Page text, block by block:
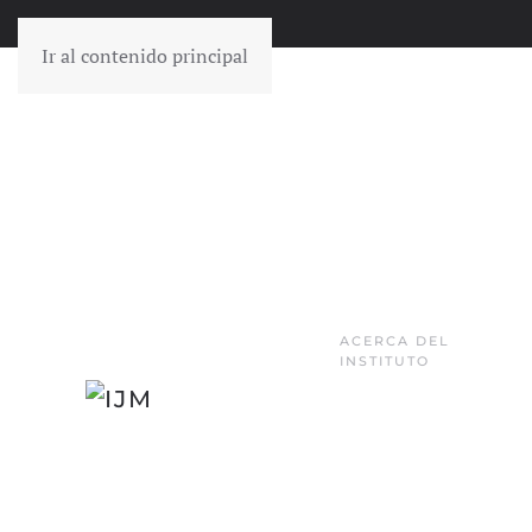
Ir al contenido principal
ACERCA DEL
INSTITUTO